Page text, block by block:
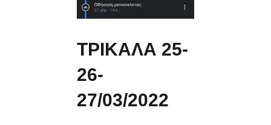
ΤΡΙΚΑΛΑ 25-
26-
27/03/2022